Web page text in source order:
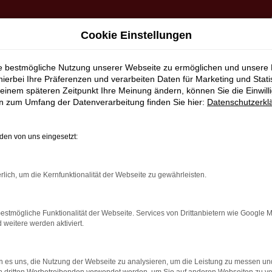
nach Herrenberg
kaufen |
SEAT FÜR
einerseits für Tradition, andererseits aber immer auch
und Umgebung. Wir sind ein Familienunternehmen
Kundinnen und Kunden aus Herrenberg kennen und
und Ihre Anliegen und liefern Fahrzeuge natürlich auch
Cookie Einstellungen
bestmögliche Nutzung unserer Webseite zu ermöglichen und unsere
Ihre Präferenzen und verarbeiten Daten für Marketing und
späteren Zeitpunkt Ihre Meinung ändern, können Sie die
zum Umfang der Datenverarbeitung finden Sie hier:
von uns eingesetzt:
um die Kernfunktionalität der Webseite zu gewährleisten.
Funktionalität der Webseite. Services von Drittanbietern wie Google
weitere werden aktiviert.
es uns, die Nutzung der Webseite zu analysieren, um die Leistung zu messen